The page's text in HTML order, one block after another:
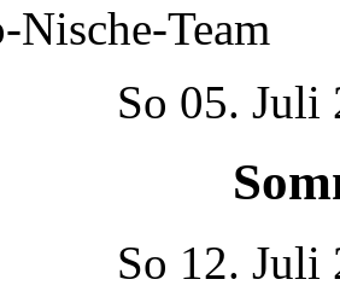
Team
So 05. Juli
So 12. Juli